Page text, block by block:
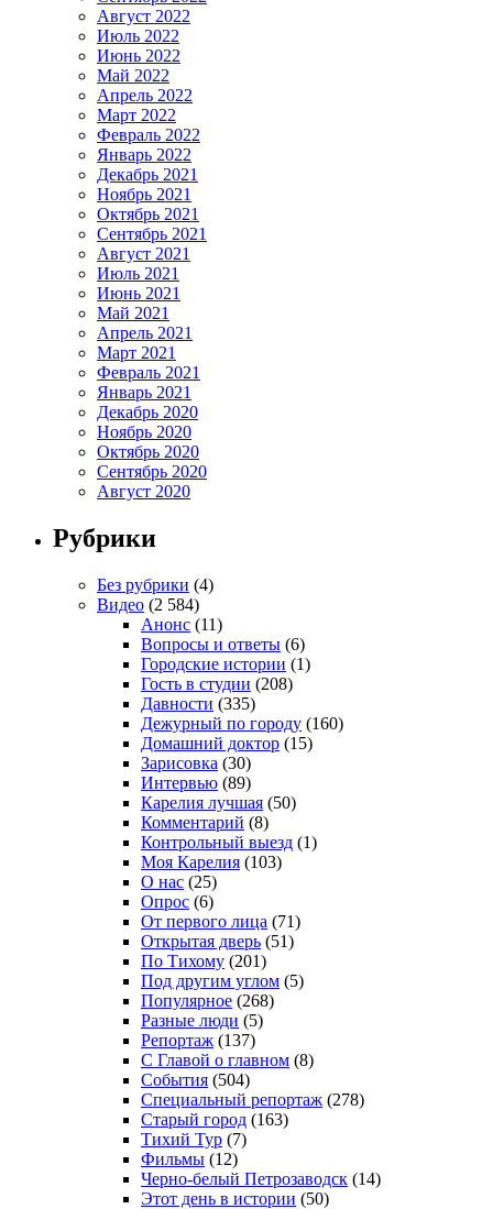
Август 2022
Июль 2022
Июнь 2022
Май 2022
Апрель 2022
Март 2022
Февраль 2022
Январь 2022
Декабрь 2021
Ноябрь 2021
Октябрь 2021
Сентябрь 2021
Август 2021
Июль 2021
Июнь 2021
Май 2021
Апрель 2021
Март 2021
Февраль 2021
Январь 2021
Декабрь 2020
Ноябрь 2020
Октябрь 2020
Сентябрь 2020
Август 2020
Рубрики
Без рубрики (4)
Видео (2 584)
Анонс (11)
Вопросы и ответы (6)
Городские истории (1)
Гость в студии (208)
Давности (335)
Дежурный по городу (160)
Домашний доктор (15)
Зарисовка (30)
Интервью (89)
Карелия лучшая (50)
Комментарий (8)
Контрольный выезд (1)
Моя Карелия (103)
О нас (25)
Опрос (6)
От первого лица (71)
Открытая дверь (51)
По Тихому (201)
Под другим углом (5)
Популярное (268)
Разные люди (5)
Репортаж (137)
С Главой о главном (8)
События (504)
Специальный репортаж (278)
Старый город (163)
Тихий Тур (7)
Фильмы (12)
Черно-белый Петрозаводск (14)
Этот день в истории (50)